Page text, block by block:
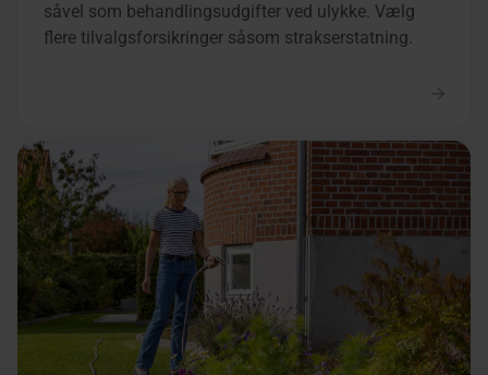
såvel som behandlingsudgifter ved ulykke. Vælg
flere tilvalgsforsikringer såsom strakserstatning.